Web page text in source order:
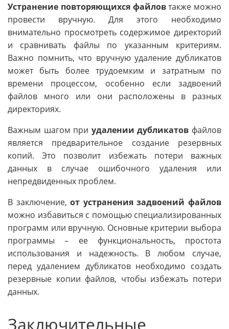
Устранение повторяющихся файловтакже можно
провести вручную. Для этого необходимо
внимательно просмотреть содержимое директорий
и сравнивать файлы по указанным критериям.
Важно помнить, что вручную удаление дубликатов
может быть более трудоемким и затратным по
времени процессом, особенно если задвоений
файлов много или они расположены в разных
директориях.
Важным шагом при удалении дубликатов файлов
является предварительное создание резервных
копий. Это позволит избежать потери важных
данных в случае ошибочного удаления или
непредвиденных проблем.
В заключение,от устранения задвоений файлов
можно избавиться с помощью специализированных
программ или вручную. Основные критерии выбора
программы – ее функциональность, простота
использования и надежность. В любом случае,
перед удалением дубликатов необходимо создать
резервные копии файлов, чтобы избежать потери
данных.
Заключительные